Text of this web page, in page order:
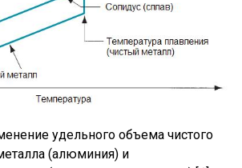
удельного объема чистого
(алюминия) и